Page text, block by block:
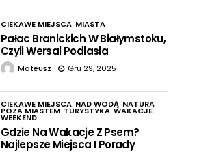
CIEKAWE MIEJSCA MIASTA
Pałac Branickich W Białymstoku,
Czyli Wersal Podlasia
Mateusz Gru 29, 2025
CIEKAWE MIEJSCA NAD WODĄ NATURA
POZA MIASTEM TURYSTYKA WAKACJE
WEEKEND
Gdzie Na Wakacje Z Psem?
Najlepsze Miejsca I Porady